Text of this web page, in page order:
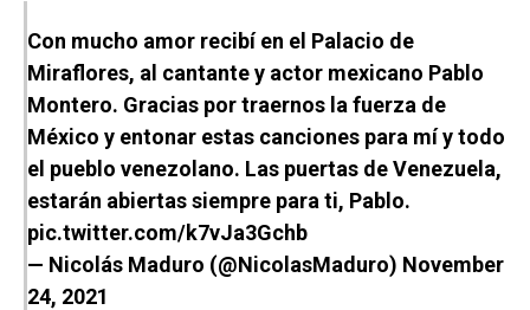
Con mucho amor recibí en el Palacio de
Miraflores, al cantante y actor mexicano Pablo
Montero. Gracias por traernos la fuerza de
México y entonar estas canciones para mí y todo
el pueblo venezolano. Las puertas de Venezuela,
estarán abiertas siempre para ti, Pablo.
pic.twitter.com/k7vJa3Gchb
— Nicolás Maduro (@NicolasMaduro) November
24, 2021